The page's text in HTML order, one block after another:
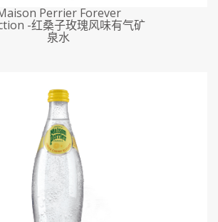
Perrier Forever
-红桑子玫瑰风味有气矿
泉水